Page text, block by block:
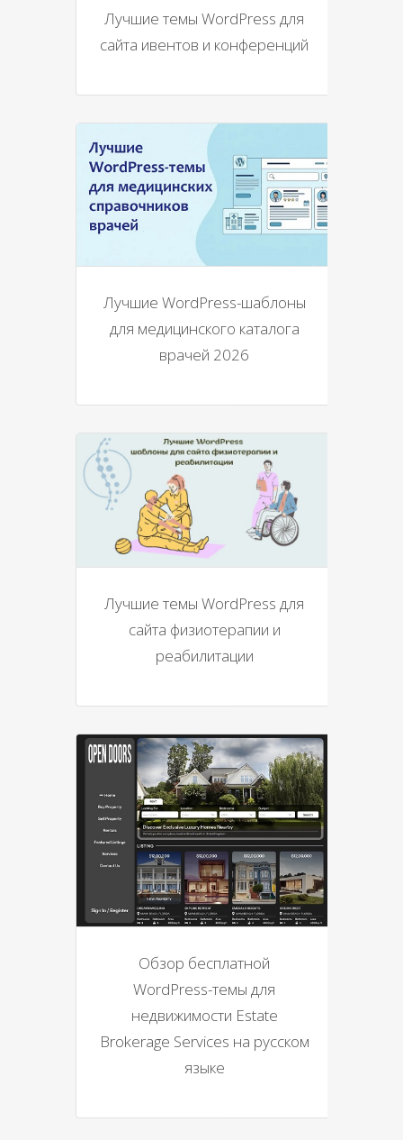
Лучшие темы WordPress для
сайта ивентов и конференций
Лучшие WordPress-шаблоны
для медицинского каталога
врачей 2026
Лучшие темы WordPress для
сайта физиотерапии и
реабилитации
Обзор бесплатной
WordPress-темы для
недвижимости Estate
Brokerage Services на русском
языке